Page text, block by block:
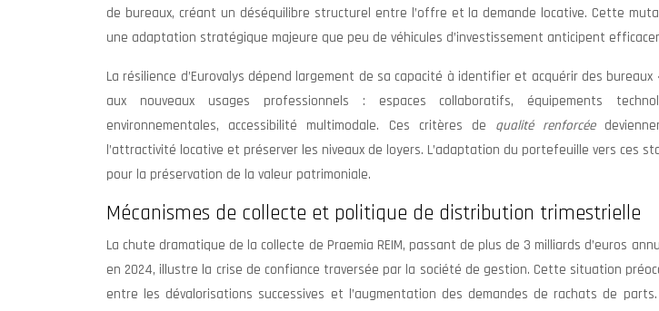
de bureaux, créant un déséquilibre structurel entre l’offre et la demande locative. Cette
une adaptation stratégique majeure que peu de véhicules d’investissement anticipent
La résilience d’Eurovalys dépend largement de sa capacité à identifier et acquérir des
aux nouveaux usages professionnels : espaces collaboratifs, équipements
environnementales, accessibilité multimodale. Ces critères de qualité renforcée
l’attractivité locative et préserver les niveaux de loyers. L’adaptation du portefeuille vers ces
pour la préservation de la valeur patrimoniale.
Mécanismes de collecte et politique de distribution trimestrielle
La chute dramatique de la collecte de Praemia REIM, passant de plus de 3 milliards d’euros
en 2024, illustre la crise de confiance traversée par la société de gestion. Cette situation
entre les dévalorisations successives et l’augmentation des demandes de rachats de parts.